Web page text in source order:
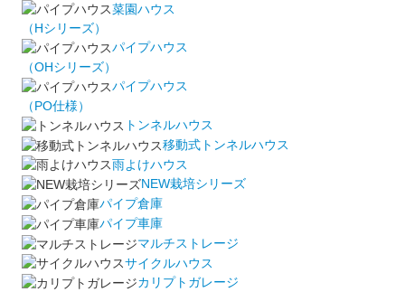
菜園ハウス
（Hシリーズ）
パイプハウス
（OHシリーズ）
パイプハウス
（PO仕様）
トンネルハウス
移動式トンネルハウス
雨よけハウス
NEW栽培シリーズ
パイプ倉庫
パイプ車庫
マルチストレージ
サイクルハウス
カリプトガレージ